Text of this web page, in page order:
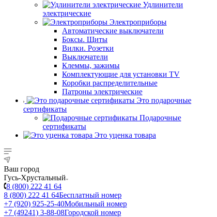
Удлинители
электрические
Электроприборы
Автоматические выключатели
Боксы. Щиты
Вилки. Розетки
Выключатели
Клеммы, зажимы
Комплектующие для установки TV
Коробки распределительные
Патроны электрические
Это подарочные
сертификаты
Подарочные
сертификаты
Это уценка товара
Ваш город
Гусь-Хрустальный
8 (800) 222 41 64
8 (800) 222 41 64Бесплатный номер
+7 (920) 925-25-40Мобильный номер
+7 (49241) 3-88-08Городской номер